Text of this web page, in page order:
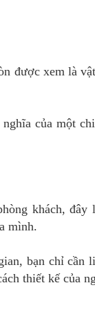
được xem là
của một
khách, đây
mình.
bạn chỉ cần
thiết kế của